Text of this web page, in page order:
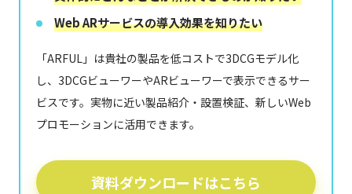
Web ARサービスの導入効果を知りたい
「ARFUL」は貴社の製品を低コストで3DCGモデル化
し、3DCGビューワーやARビューワーで表示できるサー
ビスです。実物に近い製品紹介・設置検証、新しいWeb
プロモーションに活用できます。
資料ダウンロードはこちら